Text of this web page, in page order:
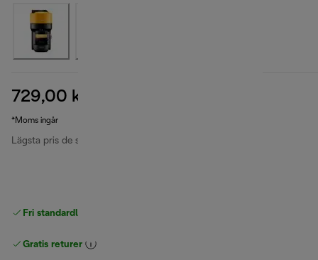
729,00 kr
*Moms ingår
Lägsta pris de senaste 30 dagarna
Fri standardleverans
Gratis returer